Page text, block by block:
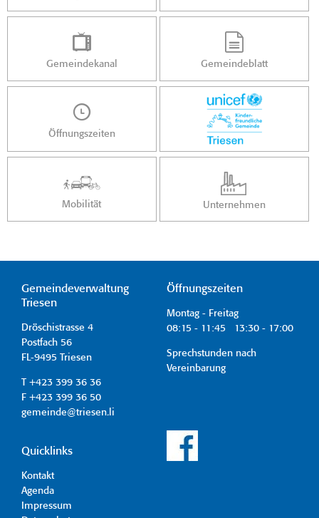
Gemeindekanal Gemeindeblatt
Öffnungszeiten
Mobilität Unternehmen
Gemeindeverwaltung
Triesen
Dröschistrasse 4
Postfach 56
FL-9495 Triesen
T +423 399 36 36
F +423 399 36 50
gemeinde@triesen.li
Öffnungszeiten
Montag - Freitag
08:15 - 11:45 13:30 - 17:00
Sprechstunden nach
Vereinbarung
Quicklinks
Kontakt
Agenda
Impressum